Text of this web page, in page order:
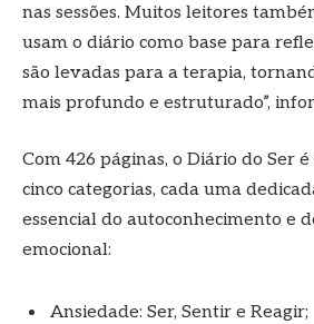
nas sessões. Muitos leitores
usam o diário como base para
são levadas para a terapia,
mais profundo e estruturado”,
Com 426 páginas, o Diário do Ser
cinco categorias, cada uma
essencial do autoconhecimento e
emocional:
Ansiedade: Ser, Sentir e Reagir;